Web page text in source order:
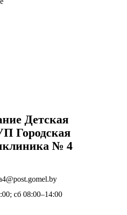
Детская
Городская
№ 4
сб 08:00–14:00